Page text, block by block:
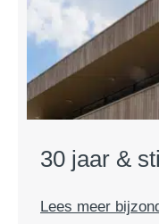
30 jaar &
Lees meer